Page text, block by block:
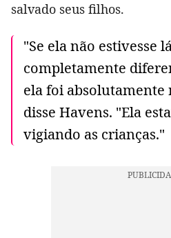
salvado seus filhos.
"Se ela não estivesse
completamente
ela foi absolutamente
disse Havens. "Ela
vigiando as crianças."